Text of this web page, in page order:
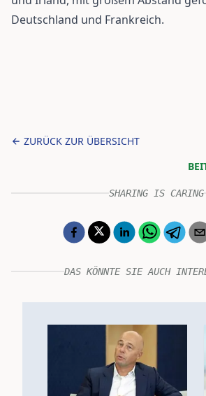
Deutschland und Frankreich.
ZURÜCK ZUR ÜBERSICHT
SHARING IS CARING
DAS KÖNNTE SIE AUCH